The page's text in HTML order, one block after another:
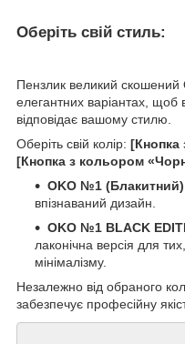
Оберіть свій стиль:
Пензлик великий
елегантних варіантах,
відповідає вашому стилю.
Оберіть свій колір: [Кнопка
[Кнопка з кольором
OKO №1
впізнаваний дизайн.
OKO №1 BLACK
лаконічна версія для
мінімалізму.
Незалежно від обраного
забезпечує професійну